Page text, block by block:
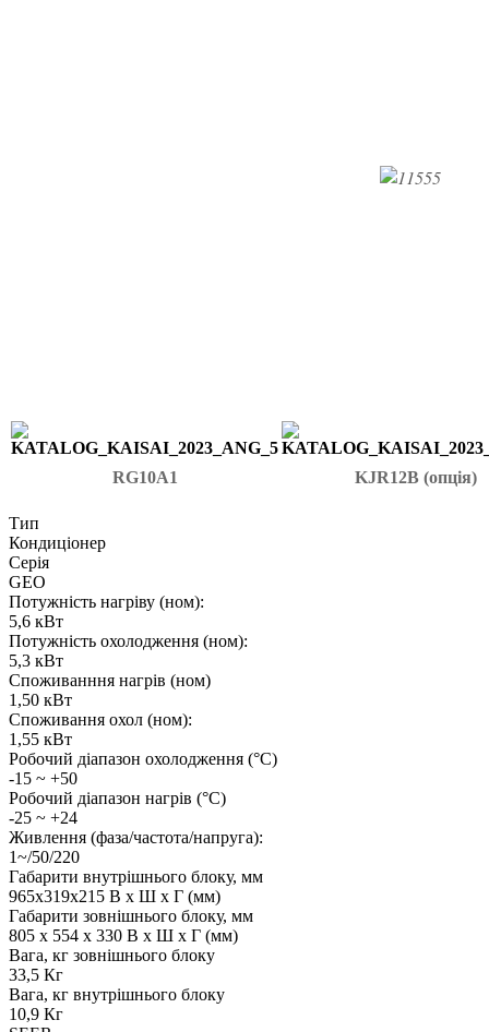
RG10A1 KJR12B (опція)
Тип
Кондиціонер
Серія
GEO
Потужність нагріву (ном):
5,6 кВт
Потужність охолодження (ном):
5,3 кВт
Споживанння нагрів (ном)
1,50 кВт
Споживання охол (ном):
1,55 кВт
Робочий діапазон охолодження (°C)
-15 ~ +50
Робочий діапазон нагрів (°C)
-25 ~ +24
Живлення (фаза/частота/напруга):
1~/50/220
Габарити внутрішнього блоку, мм
965х319х215 В x Ш x Г (мм)
Габарити зовнішнього блоку, мм
805 х 554 х 330 В x Ш x Г (мм)
Вага, кг зовнішнього блоку
33,5 Кг
Вага, кг внутрішнього блоку
10,9 Кг